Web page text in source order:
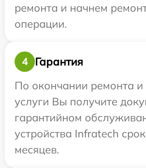
ремонта и начнем
операции.
4
Гарантия
По окончании ремонта
услуги Вы получите
гарантийном
устройства Infratech
месяцев.